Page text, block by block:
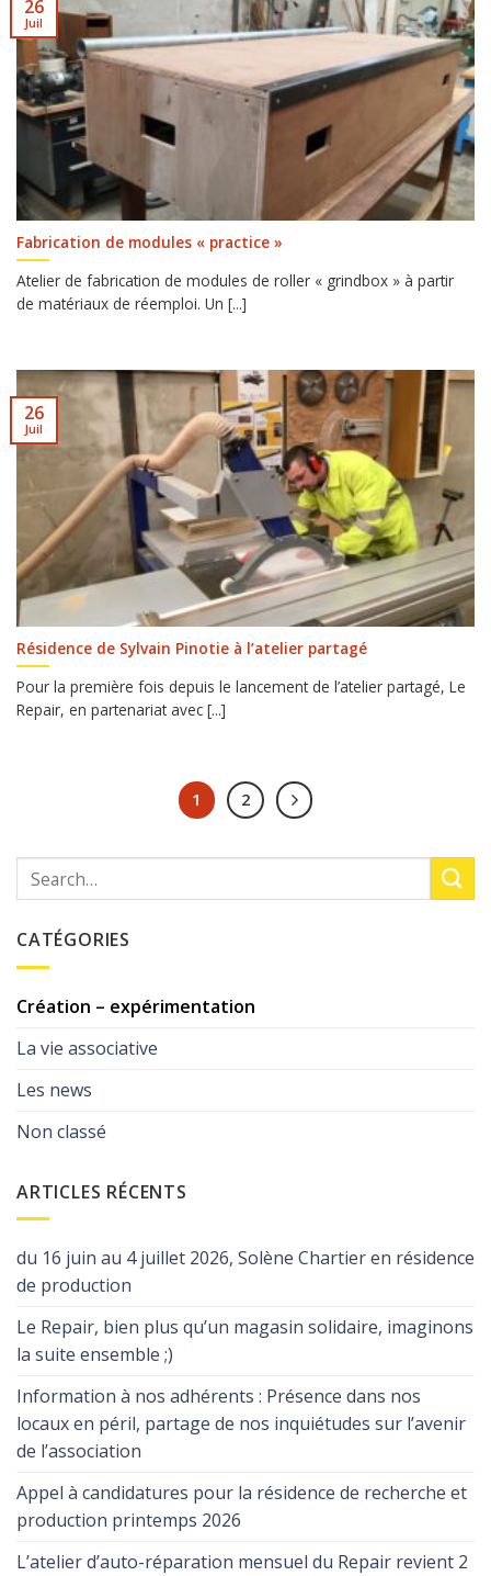
Fabrication de modules « practice »
Atelier de fabrication de modules de roller « grindbox » à partir
de matériaux de réemploi. Un [...]
26
Juil
Résidence de Sylvain Pinotie à l’atelier partagé
Pour la première fois depuis le lancement de l’atelier partagé, Le
Repair, en partenariat avec [...]
26
Juil
1 2
CATÉGORIES
Création – expérimentation
La vie associative
Les news
Non classé
ARTICLES RÉCENTS
du 16 juin au 4 juillet 2026, Solène Chartier en résidence
de production
Le Repair, bien plus qu’un magasin solidaire, imaginons
la suite ensemble ;)
Information à nos adhérents : Présence dans nos
locaux en péril, partage de nos inquiétudes sur l’avenir
de l’association
Appel à candidatures pour la résidence de recherche et
production printemps 2026
L’atelier d’auto-réparation mensuel du Repair revient 2